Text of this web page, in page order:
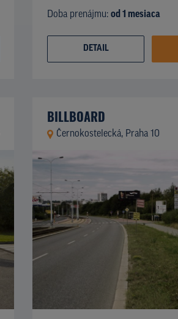
Doba prenájmu: od 1 mesiaca
DETAIL
BILLBOARD
Černokostelecká, Praha 10